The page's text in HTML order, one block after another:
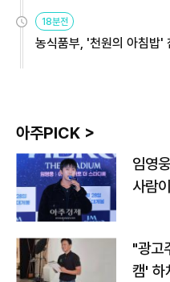
원
18분전
농식품부, '천원의 아침밥
아주PICK >
임영
사람
"광고
캠' 하